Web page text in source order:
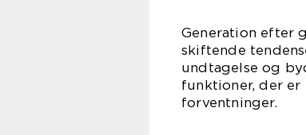
Generation efter
skiftende
undtagelse og
funktioner, der
forventninger.